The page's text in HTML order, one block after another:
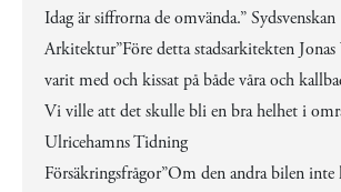
Idag är siffrorna de omvända.” Sydsvenskan
Arkitektur”Före detta stadsarkitekten
varit med och kissat på både våra och
Vi ville att det skulle bli en bra helhet i
Ulricehamns Tidning
Försäkringsfrågor”Om den andra bilen